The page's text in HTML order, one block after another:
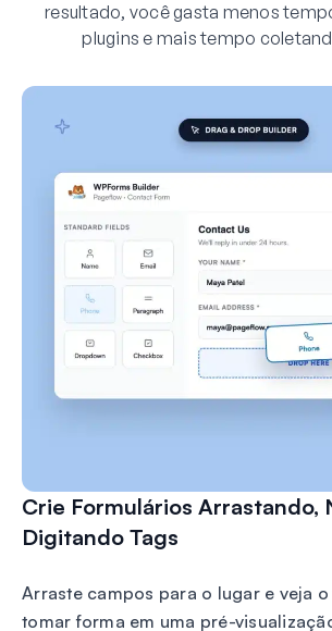
resultado, você gasta menos
plugins e mais tempo
Crie Formulários Arrastando,
Digitando Tags
Arraste campos para o lugar e veja
tomar forma em uma pré-